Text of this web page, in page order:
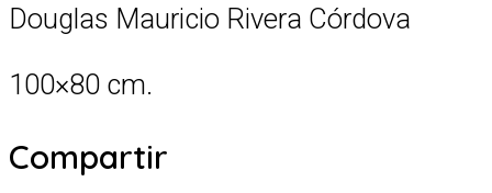
Douglas Mauricio Rivera Córdova
100×80 cm.
Compartir